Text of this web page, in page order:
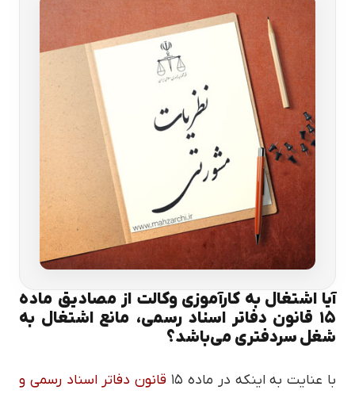
آیا اشتغال به کارآموزی وکالت از مصادیق ماده
۱۵ قانون دفاتر اسناد رسمی، مانع اشتغال به
شغل سردفتری می‌باشد؟
با عنایت به اینکه در ماده ۱۵
قانون دفاتر اسناد رسمی و